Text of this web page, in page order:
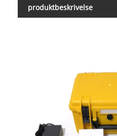
produktbeskrivelse